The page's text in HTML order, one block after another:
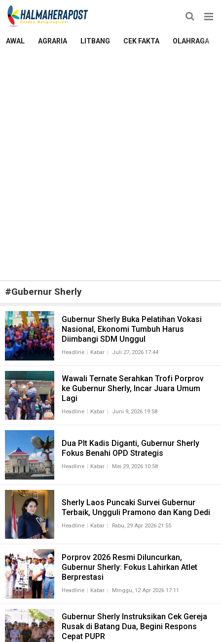
AWAL AGRARIA LITBANG CEK FAKTA OLAHRAGA
#Gubernur Sherly
Gubernur Sherly Buka Pelatihan Vokasi
Nasional, Ekonomi Tumbuh Harus
Diimbangi SDM Unggul
Headline Kabar Juli 27, 2026 17:44
Wawali Ternate Serahkan Trofi Porprov
ke Gubernur Sherly, Incar Juara Umum
Lagi
Headline Kabar Juni 9, 2026 19:58
Dua Plt Kadis Diganti, Gubernur Sherly
Fokus Benahi OPD Strategis
Headline Kabar Mei 29, 2026 10:58
Sherly Laos Puncaki Survei Gubernur
Terbaik, Ungguli Pramono dan Kang Dedi
Headline Kabar Rabu, 29 Apr 2026 21:55
Porprov 2026 Resmi Diluncurkan,
Gubernur Sherly: Fokus Lahirkan Atlet
Berprestasi
Headline Kabar Minggu, 12 Apr 2026 17:11
Gubernur Sherly Instruksikan Cek Gereja
Rusak di Batang Dua, Begini Respons
Cepat PUPR